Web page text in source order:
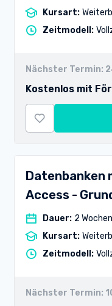
Kursart:
Zeitmodell :
Nächster Termin:
Kostenlos mit
Datenbanken
Access -
Dauer: 2
Kursart:
Zeitmodell:
Nächster Termin: